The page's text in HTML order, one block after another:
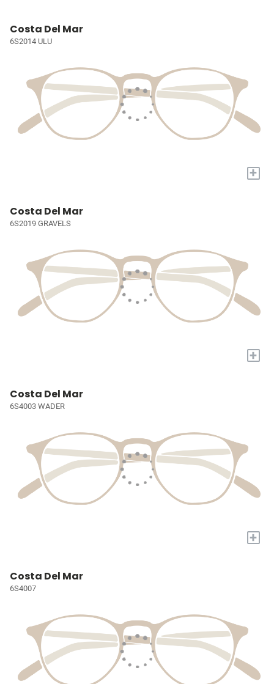
Costa Del Mar
6S2014 ULU
+
Costa Del Mar
6S2019 GRAVELS
+
Costa Del Mar
6S4003 WADER
+
Costa Del Mar
6S4007